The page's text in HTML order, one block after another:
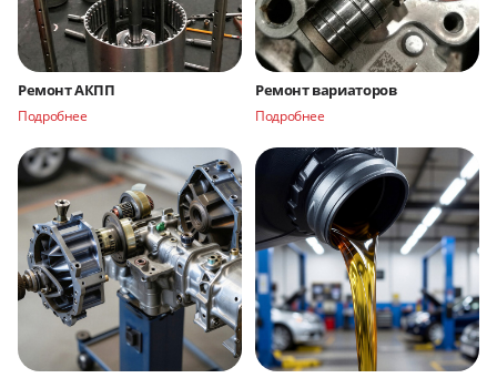
Ремонт АКПП
Подробнее
Ремонт вариаторов
Подробнее